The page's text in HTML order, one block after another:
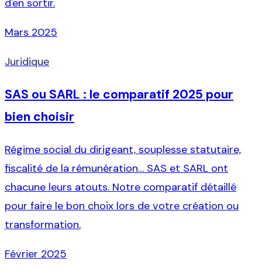
Mars 2025
Juridique
SAS ou SARL : le comparatif 2025 pour
bien choisir
Régime social du dirigeant, souplesse statutaire,
fiscalité de la rémunération… SAS et SARL ont
chacune leurs atouts. Notre comparatif détaillé
pour faire le bon choix lors de votre création ou
transformation.
Février 2025